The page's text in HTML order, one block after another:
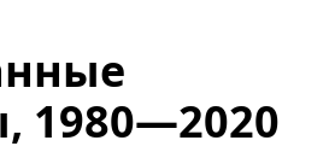
1980—2020